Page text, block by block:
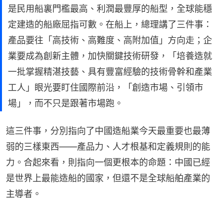
是民用船裏門檻最高、利潤最豐厚的船型，全球能穩
定建造的船廠屈指可數。在船上，總理講了三件事：
產品要往「高技術、高難度、高附加值」方向走；企
業要成為創新主體，加快關鍵技術研發，「培養造就
一批掌握精湛技藝、具有豐富經驗的技術骨幹和產業
工人」眼光要盯住國際前沿，「創造市場、引領市
場」，而不只是跟著市場跑。
這三件事，分別指向了中國造船業今天最重要也最薄
弱的三樣東西——產品力、人才根基和定義規則的能
力。合起來看，則指向一個更根本的命題：中國已經
是世界上最能造船的國家，但還不是全球船舶產業的
主導者。